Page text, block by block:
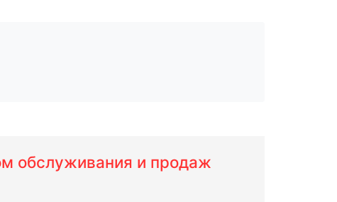
обслуживания и продаж